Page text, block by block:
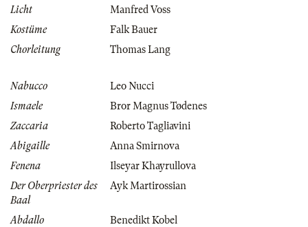
Licht
Manfred Voss
Kostüme
Falk Bauer
Chorleitung
Thomas Lang
Nabucco
Leo Nucci
Ismaele
Bror Magnus Tødenes
Zaccaria
Roberto Tagliavini
Abigaille
Anna Smirnova
Fenena
Ilseyar Khayrullova
Der Oberpriester des
Baal
Ayk Martirossian
Abdallo Benedikt Kobel